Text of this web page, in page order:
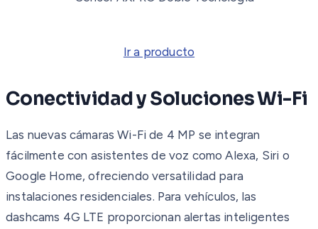
Ir a producto
Conectividad y Soluciones Wi-Fi
Las nuevas cámaras Wi-Fi de 4 MP se integran
fácilmente con asistentes de voz como Alexa, Siri o
Google Home, ofreciendo versatilidad para
instalaciones residenciales. Para vehículos, las
dashcams 4G LTE proporcionan alertas inteligentes